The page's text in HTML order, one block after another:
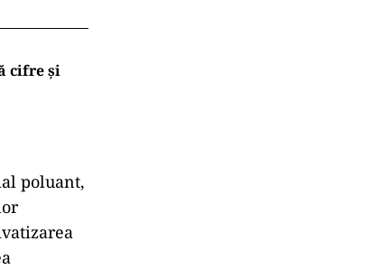
cifre și
poluant,